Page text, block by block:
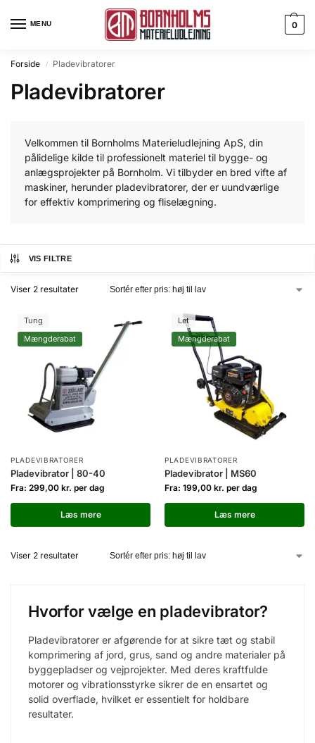
MENU 0
Forside / Pladevibratorer
Pladevibratorer
Velkommen til Bornholms Materieludlejning ApS, din
pålidelige kilde til professionelt materiel til bygge- og
anlægsprojekter på Bornholm. Vi tilbyder en bred vifte af
maskiner, herunder pladevibratorer, der er uundværlige
for effektiv komprimering og fliselægning.
VIS FILTRE
Viser 2 resultater
Tung
Mængderabat
PLADEVIBRATORER
Pladevibrator | 80-40
Fra: 299,00 kr. per dag
Læs mere
Let
Mængderabat
PLADEVIBRATORER
Pladevibrator | MS60
Fra: 199,00 kr. per dag
Læs mere
Viser 2 resultater
Hvorfor vælge en pladevibrator?
Pladevibratorer er afgørende for at sikre tæt og stabil
komprimering af jord, grus, sand og andre materialer på
byggepladser og vejprojekter. Med deres kraftfulde
motorer og vibrationsstyrke sikrer de en ensartet og
solid overflade, hvilket er essentielt for holdbare
resultater.